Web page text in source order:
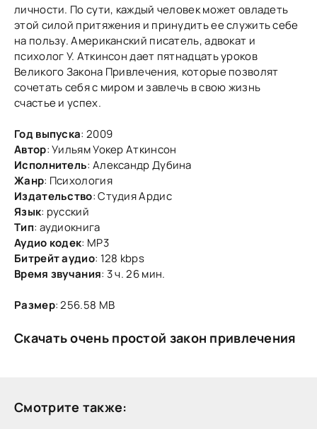
личности. По сути, каждый человек может овладеть
этой силой притяжения и принудить ее служить себе
на пользу. Американский писатель, адвокат и
психолог У. Аткинсон дает пятнадцать уроков
Великого Закона Привлечения, которые позволят
сочетать себя с миром и завлечь в свою жизнь
счастье и успех.
Год выпуска: 2009
Автор: Уильям Уокер Аткинсон
Исполнитель: Александр Дубина
Жанр: Психология
Издательство: Студия Ардис
Язык: русский
Тип: аудиокнига
Аудио кодек: MP3
Битрейт аудио: 128 kbps
Время звучания: 3 ч. 26 мин.
Размер: 256.58 MB
Скачать очень простой закон привлечения
Смотрите также: